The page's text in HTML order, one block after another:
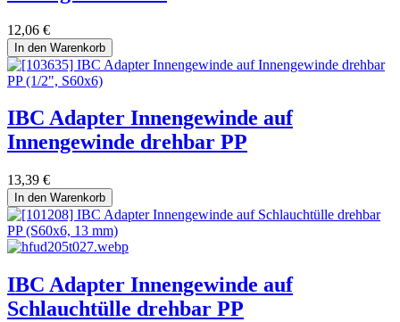
12,06 €
In den Warenkorb
IBC Adapter Innengewinde auf
Innengewinde drehbar PP
13,39 €
In den Warenkorb
IBC Adapter Innengewinde auf
Schlauchtülle drehbar PP